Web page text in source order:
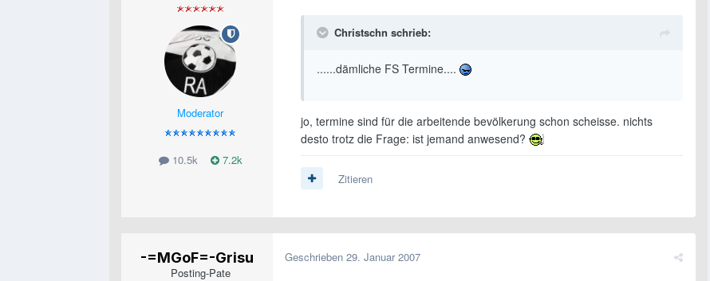
Moderator
10.5k 7.2k
Christschn schrieb:
......dämliche FS Termine....
jo, termine sind für die arbeitende bevölkerung schon scheisse. nichts
desto trotz die Frage: ist jemand anwesend?
Zitieren
-=MGoF=-Grisu
Posting-Pate
Geschrieben 29. Januar 2007